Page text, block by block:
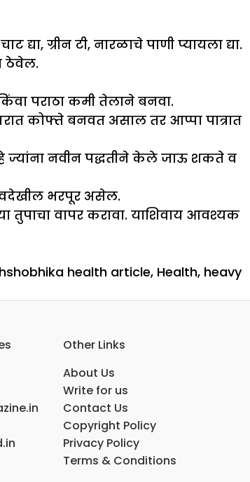
ग्रीन टी, नारळाचे पाणी प्यायला द्या.
ठेवेल.
पराठा कमी तेलाने बनवा.
कोफ्ते बनवत असाल तर आप्पा पात्रात
ज्यांना नवीन पद्धतीने केले जाऊ शकते व
भरपूर असेल.
तुपाचा वापर करावा. याशिवाय आवश्यक
health article, Health, heavy
Other Links
About Us
Write for us
Contact Us
Copyright Policy
Privacy Policy
Terms & Conditions